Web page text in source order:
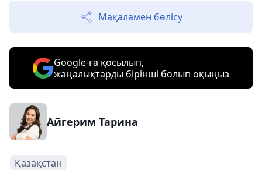
Мақаламен бөлісу
Google-ға қосылып,
жаңалықтарды бірінші болып оқыңыз
Айгерим Тарина
Қазақстан